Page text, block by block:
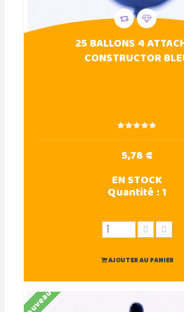
25 BALLONS 4
CONSTRUCTOR
5,78 €
EN STOCK
Quantité :1
AJOUTER AU PANIER